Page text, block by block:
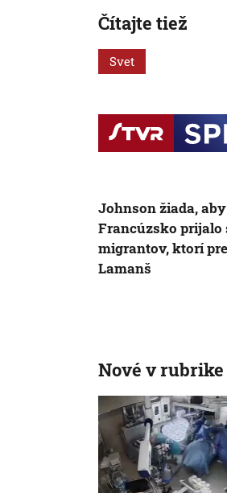
Čítajte tiež
Svet
Johnson žiada, aby
Francúzsko prijalo
migrantov, ktorí
Lamanš
Nové v rubrike